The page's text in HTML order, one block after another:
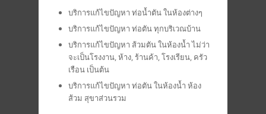
บริการแก้ไขปัญหา ท่อน้ำตัน ในห้องต่างๆ
บริการแก้ไขปัญหา ท่อตัน ทุกบริเวณบ้าน
บริการแก้ไขปัญหา ส้วมตัน ในห้องน้ำ ไม่ว่า
จะเป็นโรงงาน, ห้าง, ร้านค้า, โรงเรียน, ครัว
เรือน เป็นต้น
บริการแก้ไขปัญหา ท่อตัน ในห้องน้ำ ห้อง
ส้วม สุขาส่วนรวม